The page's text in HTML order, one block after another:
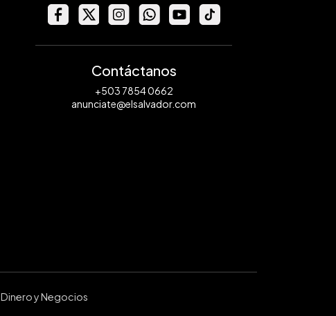
Contáctanos
+503 7854 0662
anunciate@elsalvador.com
Dinero y Negocios